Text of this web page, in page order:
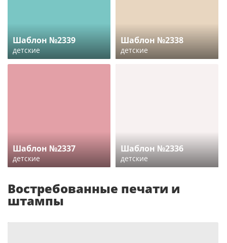
Шаблон №2339
детские
Шаблон №2338
детские
Шаблон №2337
детские
Шаблон №2336
детские
Востребованные печати и
штампы